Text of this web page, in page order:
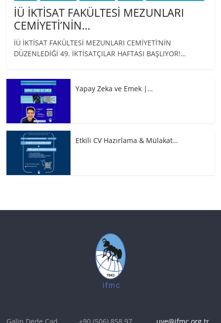
İÜ İKTİSAT FAKÜLTESİ MEZUNLARI
CEMİYETİ’NİN…
İÜ İKTİSAT FAKÜLTESİ MEZUNLARI CEMİYETİ’NİN
DÜZENLEDİĞİ 49. İKTİSATÇILAR HAFTASI BAŞLIYOR!…
Yapay Zeka ve Emek |…
Etkili CV Hazırlama & Mülakat…